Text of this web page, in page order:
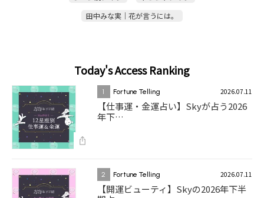
田中みな実｜花が言うには。
Today's Access Ranking
1 Fortune Telling 2026.07.11
【仕事運・金運占い】Skyが占う2026
年下…
2 Fortune Telling 2026.07.11
【開運ビューティ】Skyの2026年下半